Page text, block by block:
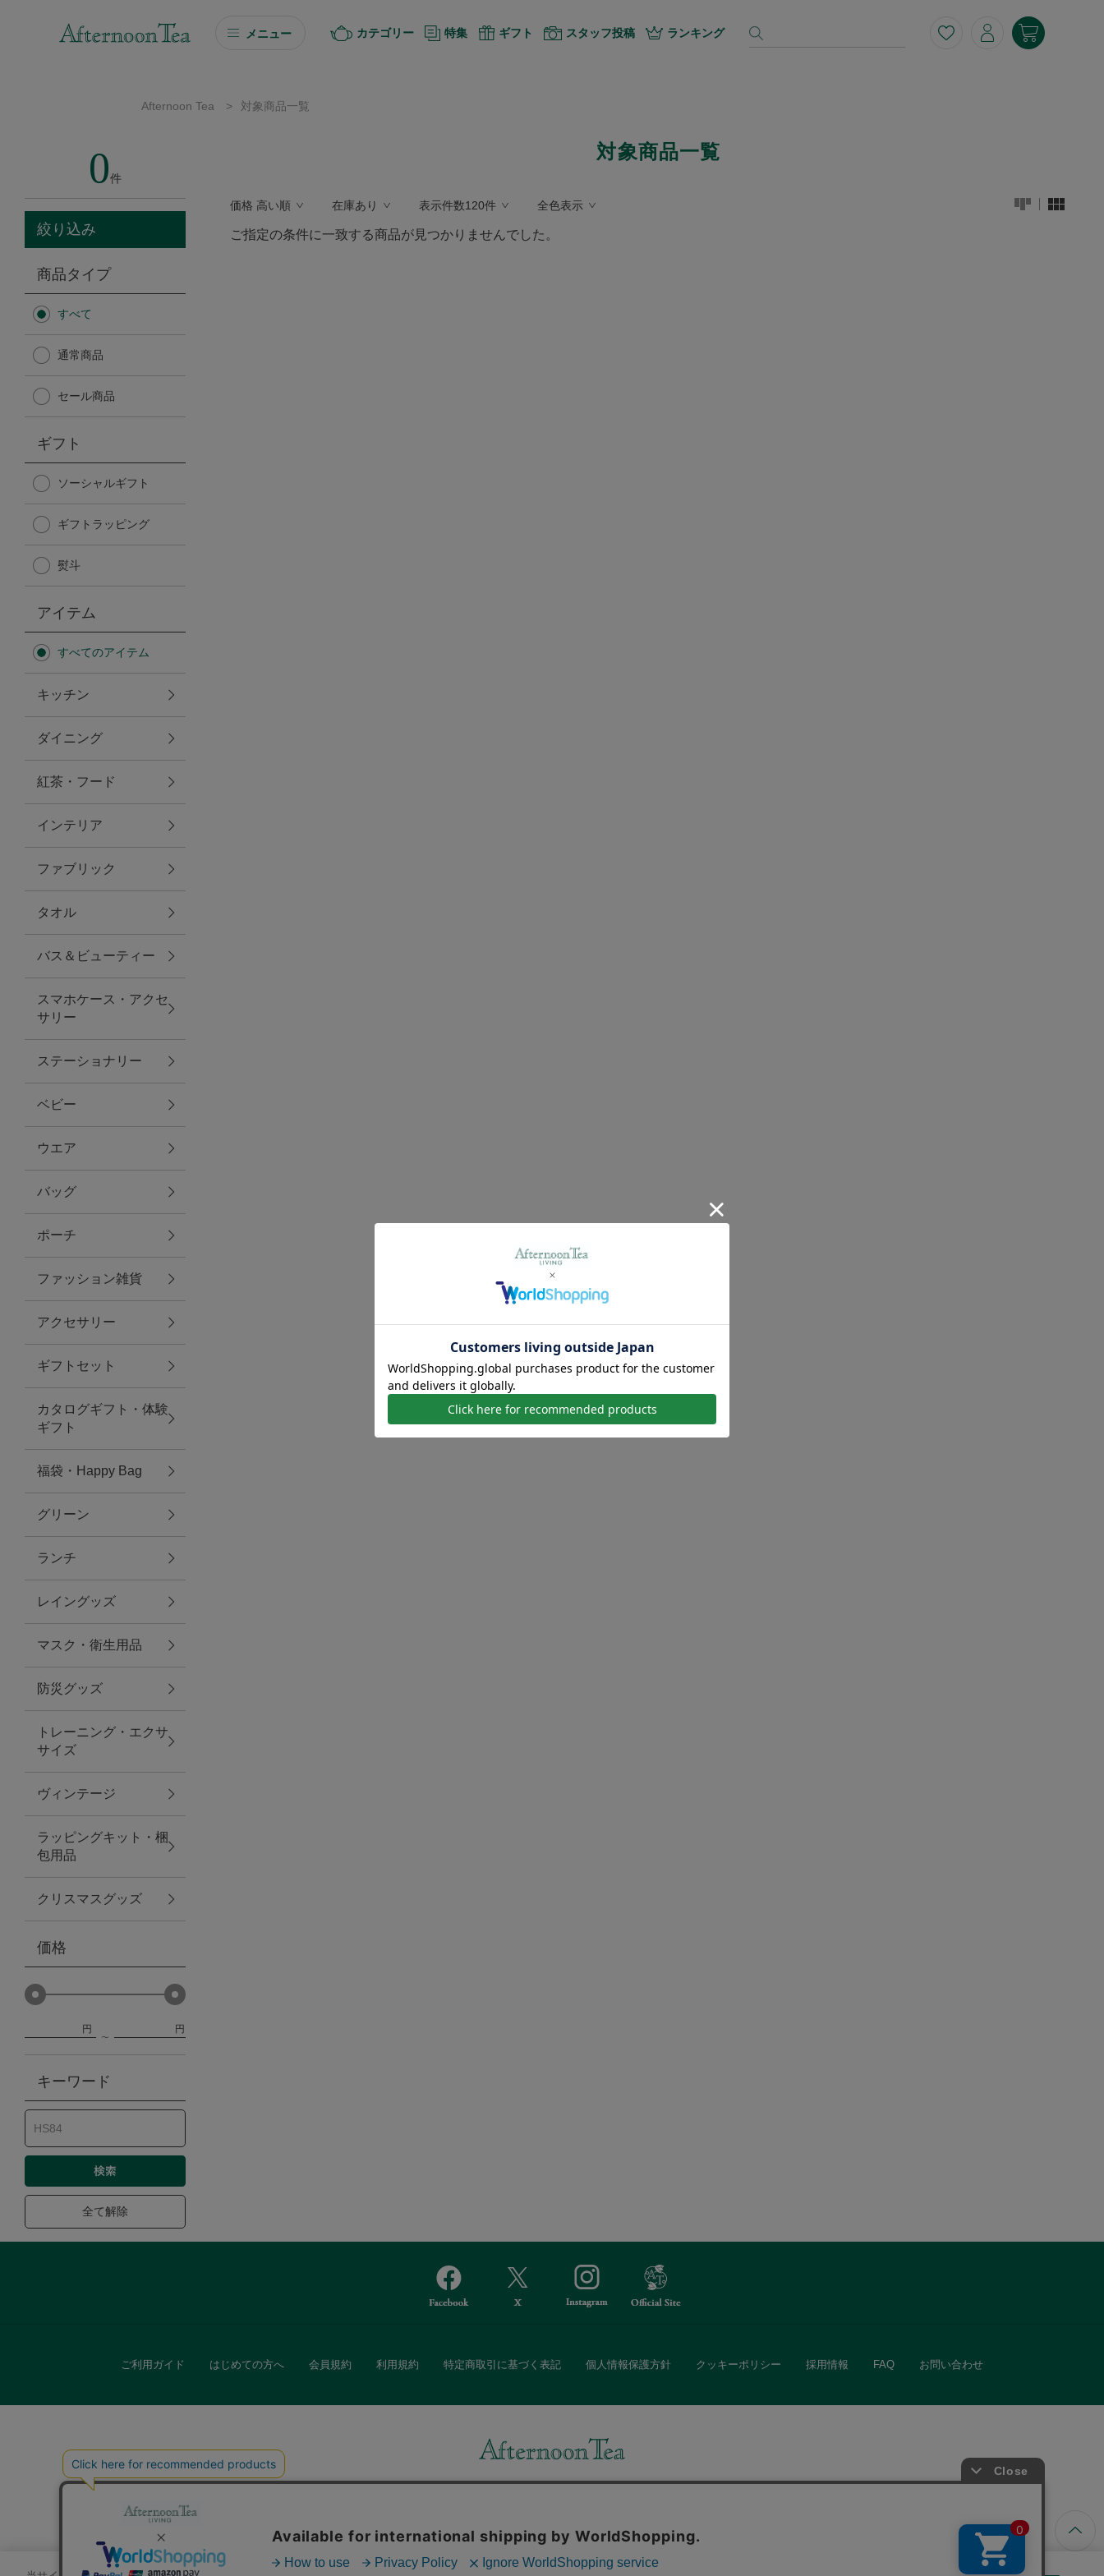
メニュー
ソーシャルギフト
カタログギフト
Afternoon Tea TEAROOM
Afternoon Tea TEAROOM
日傘
保冷バッグ
無重力シリーズ
トラベルグッズ
ランチ
バッグ
キッチン・ダイニング
ダイニング
キッチン
ファブリック
グリーン
バス＆ビューティー
バス＆ビューティー
タオル
ウエア＆バッグ
ウエア
レイングッズ
アクセサリー
ファッション雑貨
ファッショングッズ
スマホケース・アクセサリー
ポーチ
ステーショナリー
その他
紅茶・フード
防災グッズ・非常食
トレーニング
ヴィンテージ
カテゴリー 特集 ギフト スタッフ投稿 ランキング
Afternoon Tea > 対象商品一覧
0件
絞り込み
商品タイプ
すべて
通常商品
セール商品
ギフト
ソーシャルギフト
ギフトラッピング
熨斗
アイテム
すべてのアイテム
キッチン
ダイニング
紅茶・フード
インテリア
ファブリック
タオル
バス＆ビューティー
スマホケース・アクセ
サリー
ステーショナリー
ベビー
ウエア
バッグ
ポーチ
ファッション雑貨
アクセサリー
ギフトセット
カタログギフト・体験
ギフト
福袋・Happy Bag
グリーン
ランチ
レイングッズ
マスク・衛生用品
防災グッズ
トレーニング・エクサ
サイズ
ヴィンテージ
ラッピングキット・梱
包用品
クリスマスグッズ
価格
円 円
キーワード
全て解除
対象商品一覧
価格 高い順 在庫あり 表示件数120件 全色表示
ご指定の条件に一致する商品が見つかりませんでした。
ご利用ガイド はじめての方へ 会員規約 利用規約 特定商取引に基づく表記 個人情報保護方針 クッキーポリシー 採用情報 FAQ お問い合わせ
また、ギフトセットなどギフトにぴったりの豊富な商品がラインナップ。
「ソーシャルギフト」サービスもご提供しています。